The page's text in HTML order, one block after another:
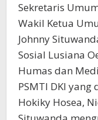
Sekretaris
Wakil Ketua
Johnny
Sosial Lusiana
Humas dan
PSMTI DKI
Hokiky Hosea,